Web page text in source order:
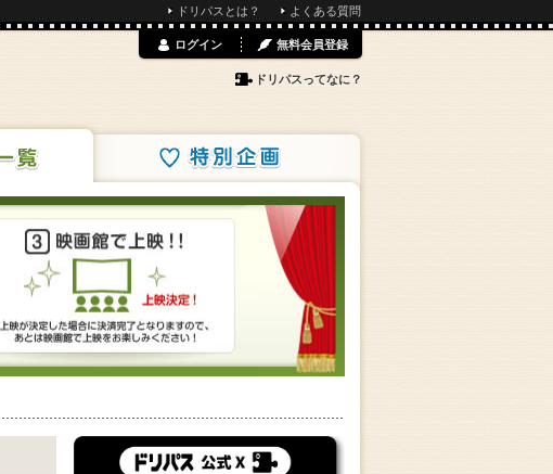
ドリパスとは？ よくある質問
特別企画
ログイン 無料会員登録
ドリパスってなに？